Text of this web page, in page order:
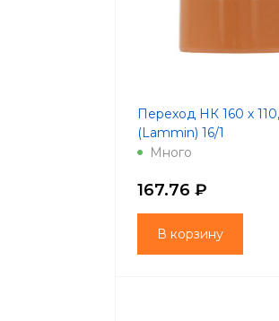
Переход НК 160 х 110,
(Lammin) 16/1
Много
167.76 ₽
В корзину